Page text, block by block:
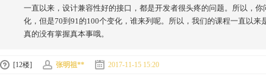
一直以来，设计兼容性好的接口，都是开发者很头疼的问题。所以，
化，但是70到91的100个变化，谁来列呢。所以，我们的课程一直以
真的没有掌握真本事哦。
[12楼] 张明祖** 2017-11-15 15:20